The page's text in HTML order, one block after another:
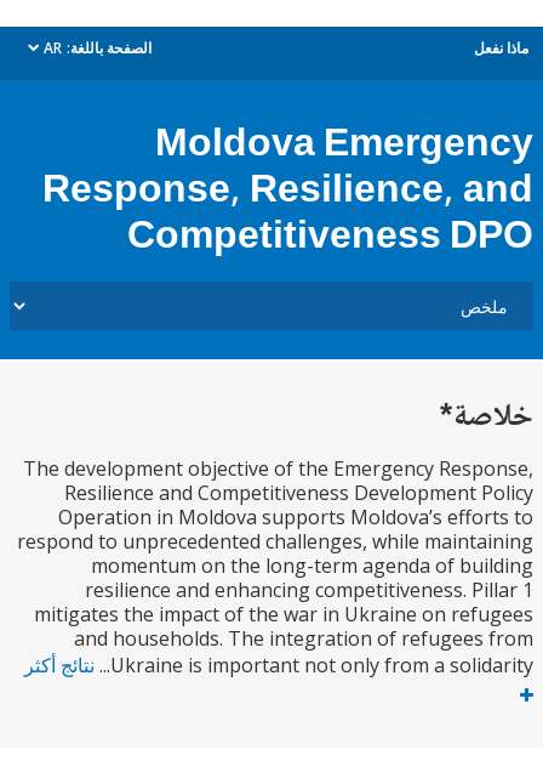
الصفحة باللغة: AR
dropdown
Moldova
Response, Resilience,
Competitiveness
The development objective of the Emergency
Resilience and Competitiveness Development
Operation in Moldova supports Moldova’s
respond to unprecedented challenges, while
momentum on the long-term agenda of
resilience and enhancing competitiveness.
mitigates the impact of the war in Ukraine on
and households. The integration of
Ukraine is important not only from a نتائج أكثر